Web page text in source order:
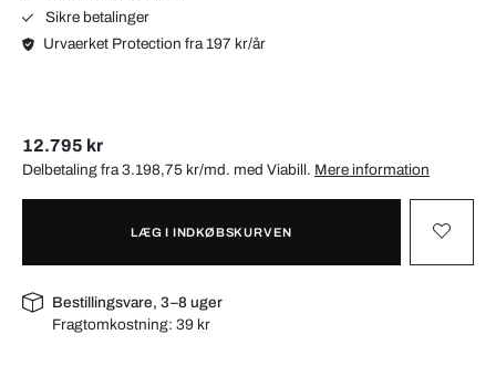
Sikre betalinger
Urvaerket Protection fra 197 kr/år
12.795 kr
Delbetaling fra 3.198,75 kr/md. med Viabill. Mere information
LÆG I INDKØBSKURVEN
Bestillingsvare, 3–8 uger
Fragtomkostning:39 kr